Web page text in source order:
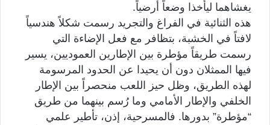
يغشاهما ليأخذا وضعاً أرضياً.
هذه الثنائية في الفراغ والتجريد رسمت شكلاً هندسياً
لافتاً في الخشبة، بتظافر مع فعل الإضاءة التي
رسمت طريقاً مؤطرة بین الإطارين العموديين، يسير
فيها الممثلان دون أن يحيدا عن الحدود المرسومة
لهذه الطريق، وظل حيز اللعب منحصراً بين الإطار
الخلفي والإطار الأمامي وما رُسم بينهما من طريق
“مؤطرة” بدورها. فالمسرحية، إذن، تأطير علمي